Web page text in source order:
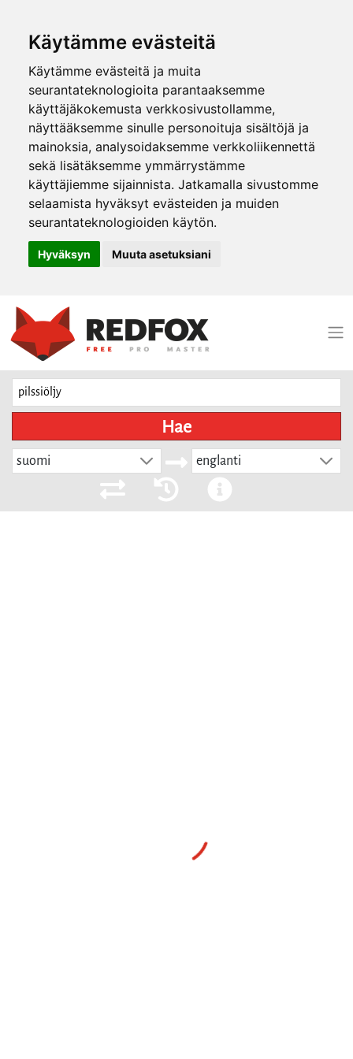
Käytämme evästeitä
Käytämme evästeitä ja muita
seurantateknologioita parantaaksemme
käyttäjäkokemusta verkkosivustollamme,
näyttääksemme sinulle personoituja sisältöjä ja
mainoksia, analysoidaksemme verkkoliikennettä
sekä lisätäksemme ymmärrystämme
käyttäjiemme sijainnista. Jatkamalla sivustomme
selaamista hyväksyt evästeiden ja muiden
seurantateknologioiden käytön.
Hyväksyn Muuta asetuksiani
Hae
suomi englanti